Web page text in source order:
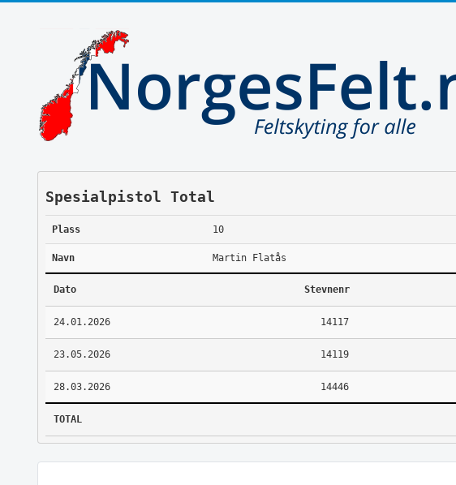
Spesialpistol Total
Plass 10
Navn Martin Flatås
Dato Stevnenr
24.01.2026 14117
23.05.2026 14119
28.03.2026 14446
TOTAL